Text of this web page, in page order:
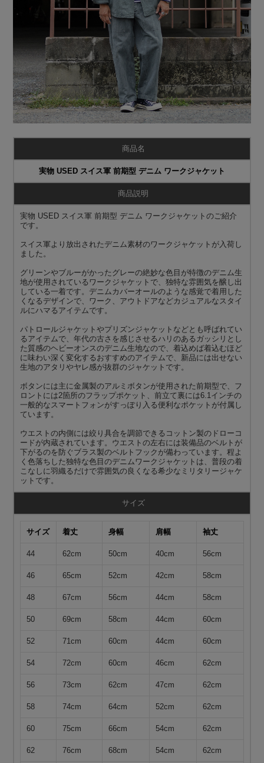
商品名
実物 USED スイス軍 前期型 デニム ワークジャケット
商品説明
実物 USED スイス軍 前期型 デニム ワークジャケットのご紹介
です。
スイス軍より放出されたデニム素材のワークジャケットが入荷し
ました。
グリーンやブルーがかったグレーの絶妙な色目が特徴のデニム生
地が使用されているワークジャケットで、独特な雰囲気を醸し出
している一着です。デニムカバーオールのような感覚で着用した
くなるデザインで、ワーク、アウトドアなどカジュアルなスタイ
ルにハマるアイテムです。
パトロールジャケットやプリズンジャケットなどとも呼ばれてい
るアイテムで、年代の古さを感じさせるハリのあるガッシリとし
た質感のヘビーオンスのデニム生地なので、着込めば着込むほど
に味わい深く変化するおすすめのアイテムで、新品には出せない
生地のアタリやヤレ感が抜群のジャケットです。
ボタンには主に金属製のアルミボタンが使用された前期型で、フ
ロントには2箇所のフラップポケット、前立て裏には6.1インチの
一般的なスマートフォンがすっぽり入る便利なポケットが付属し
ています。
ウエストの内側には絞り具合を調節できるコットン製のドローコ
ードが内蔵されています。ウエストの左右には装備品のベルトが
下がるのを防ぐブラス製のベルトフックが備わっています。程よ
く色落ちした独特な色目のデニムワークジャケットは、普段の着
こなしに羽織るだけで雰囲気の良くなる希少なミリタリージャケ
ットです。
サイズ
サイズ 着丈 身幅 肩幅 袖丈
44 62cm 50cm 40cm 56cm
46 65cm 52cm 42cm 58cm
48 67cm 56cm 44cm 58cm
50 69cm 58cm 44cm 60cm
52 71cm 60cm 44cm 60cm
54 72cm 60cm 46cm 62cm
56 73cm 62cm 47cm 62cm
58 74cm 64cm 52cm 62cm
60 75cm 66cm 54cm 62cm
62 76cm 68cm 54cm 62cm